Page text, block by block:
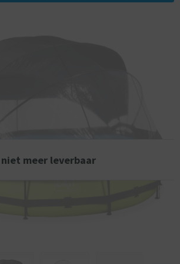
EXIT Lime zwembad zorgen ervoor dat het
verstelbare banden kunt u de luifel met
de zon verplaatsen en op elke gewenste
het zwarte frame geven dit zwembad een
van het zwembad is blauw, zodat het
niet meer leverbaar